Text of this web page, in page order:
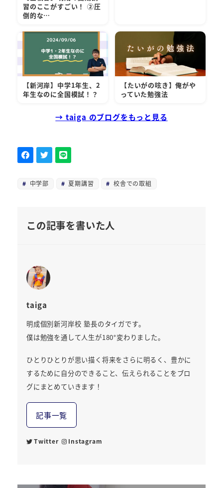
習のここがすごい！ ②圧
倒的な…
【新河岸】中学1年生、2
年生なのに全国模試！？
【たいがの呟き】俺がや
っていた勉強法
→ taiga のブログをもっと見る
中学部 夏期講習 校舎での取組
この記事を書いた人
taiga
明成個別新河岸校 塾長のタイガです。
僕は勉強を通して人生が180°変わりました。
ひとりひとりが思い描く将来をさらに明るく、豊かに
するために自分のできること、伝えられることをブロ
グにまとめていきます！
記事一覧
Twitter Instagram